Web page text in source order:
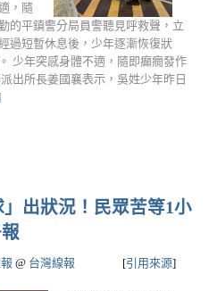
，隨
的平鎮警分局員警聽見呼救聲，立
過短暫休息後，少年逐漸恢復狀
少年突感身體不適，隨即癲癇發作
出所長姜國襄表示，吳姓少年昨日
出狀況！民眾苦等1小
@ 台灣線報 [引用來源]